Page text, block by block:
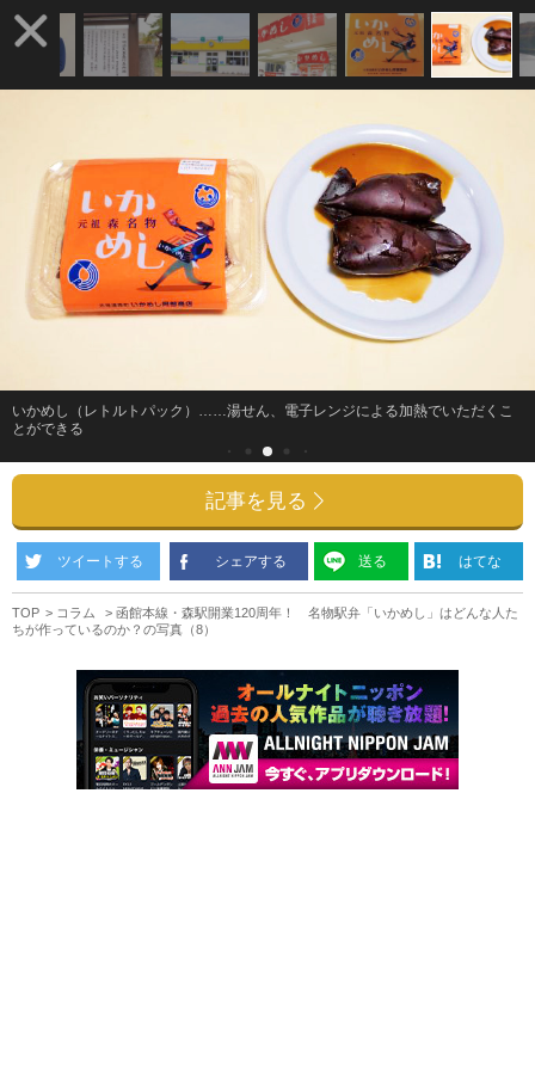
いかめし（レトルトパック）……湯せん、電子レンジによる加熱でいただくこ
とができる
記事を見る
ツイートする シェアする 送る はてな
TOP コラム
函館本線・森駅開業120周年！ 名物駅弁「いかめし」はどんな人た
ちが作っているのか？の写真（8）